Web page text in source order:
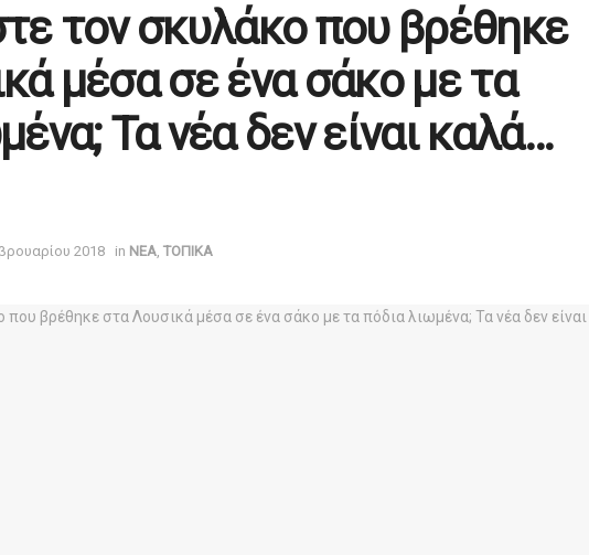
τον σκυλάκο που βρέθηκε
μέσα σε ένα σάκο με τα
Τα νέα δεν είναι καλά…
2018 in ΝΕΑ ΤΟΠΙΚΑ